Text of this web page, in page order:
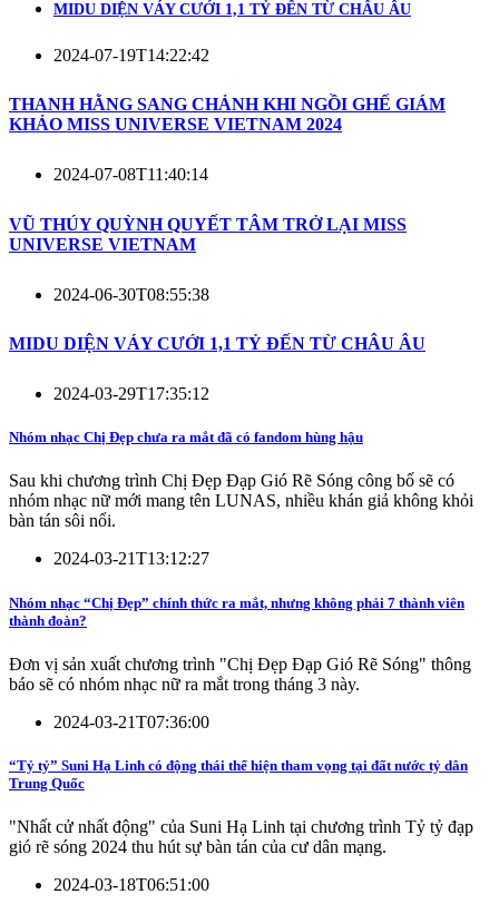
MIDU DIỆN VÁY CƯỚI 1,1 TỶ ĐẾN TỪ CHÂU ÂU
2024-07-19T14:22:42
THANH HẰNG SANG CHẢNH KHI NGỒI GHẾ GIÁM
KHẢO MISS UNIVERSE VIETNAM 2024
2024-07-08T11:40:14
VŨ THÚY QUỲNH QUYẾT TÂM TRỞ LẠI MISS
UNIVERSE VIETNAM
2024-06-30T08:55:38
MIDU DIỆN VÁY CƯỚI 1,1 TỶ ĐẾN TỪ CHÂU ÂU
2024-03-29T17:35:12
Nhóm nhạc Chị Đẹp chưa ra mắt đã có fandom hùng hậu
Sau khi chương trình Chị Đẹp Đạp Gió Rẽ Sóng công bố sẽ có
nhóm nhạc nữ mới mang tên LUNAS, nhiều khán giả không khỏi
bàn tán sôi nổi.
2024-03-21T13:12:27
Nhóm nhạc “Chị Đẹp” chính thức ra mắt, nhưng không phải 7 thành viên
thành đoàn?
Đơn vị sản xuất chương trình "Chị Đẹp Đạp Gió Rẽ Sóng" thông
báo sẽ có nhóm nhạc nữ ra mắt trong tháng 3 này.
2024-03-21T07:36:00
“Tỷ tỷ” Suni Hạ Linh có động thái thể hiện tham vọng tại đất nước tỷ dân
Trung Quốc
"Nhất cử nhất động" của Suni Hạ Linh tại chương trình Tỷ tỷ đạp
gió rẽ sóng 2024 thu hút sự bàn tán của cư dân mạng.
2024-03-18T06:51:00